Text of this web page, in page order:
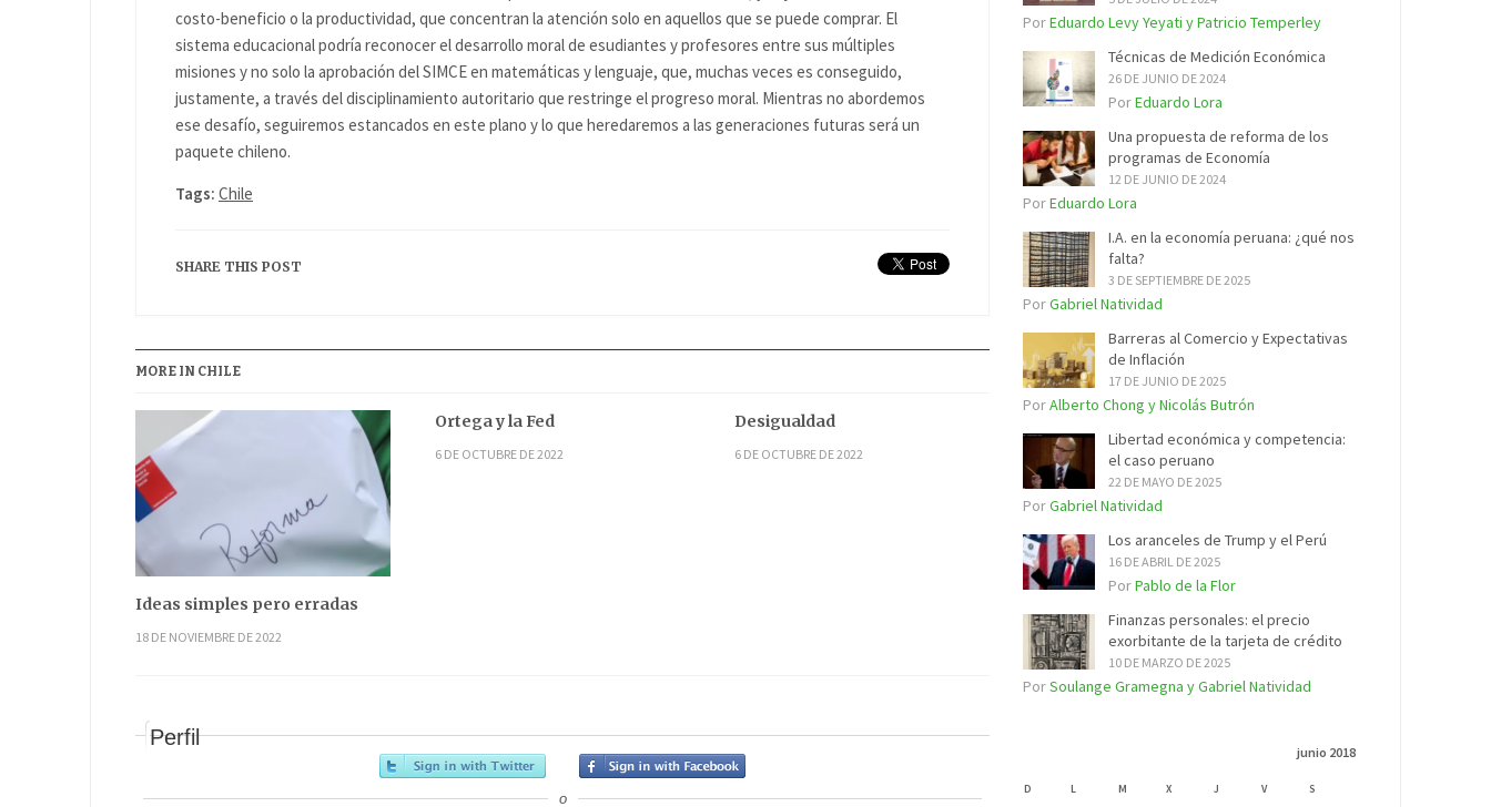
costo-beneficio o la productividad, que concentran la atención solo en aquellos que se puede comprar. El
sistema educacional podría reconocer el desarrollo moral de esudiantes y profesores entre sus múltiples
misiones y no solo la aprobación del SIMCE en matemáticas y lenguaje, que, muchas veces es conseguido,
justamente, a través del disciplinamiento autoritario que restringe el progreso moral. Mientras no abordemos
ese desafío, seguiremos estancados en este plano y lo que heredaremos a las generaciones futuras será un
paquete chileno.
Tags: Chile
SHARE THIS POST
MORE IN CHILE
Ideas simples pero erradas
18 DE NOVIEMBRE DE 2022
Ortega y la Fed
6 DE OCTUBRE DE 2022
Desigualdad
6 DE OCTUBRE DE 2022
Perfil
o
PorEduardo Levy Yeyati y Patricio Temperley
Técnicas de Medición Económica
26 DE JUNIO DE 2024
PorEduardo Lora
Una propuesta de reforma de los
programas de Economía
12 DE JUNIO DE 2024
PorEduardo Lora
I.A. en la economía peruana: ¿qué nos
falta?
3 DE SEPTIEMBRE DE 2025
PorGabriel Natividad
Barreras al Comercio y Expectativas
de Inflación
17 DE JUNIO DE 2025
PorAlberto Chong y Nicolás Butrón
Libertad económica y competencia:
el caso peruano
22 DE MAYO DE 2025
PorGabriel Natividad
Los aranceles de Trump y el Perú
16 DE ABRIL DE 2025
PorPablo de la Flor
Finanzas personales: el precio
exorbitante de la tarjeta de crédito
10 DE MARZO DE 2025
PorSoulange Gramegna y Gabriel Natividad
junio 2018
D L M X J V S